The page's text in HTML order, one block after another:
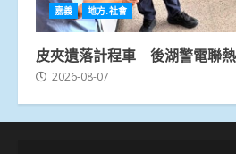
嘉義 地方.社會
皮夾遺落計程車 後湖警電聯
2026-08-07